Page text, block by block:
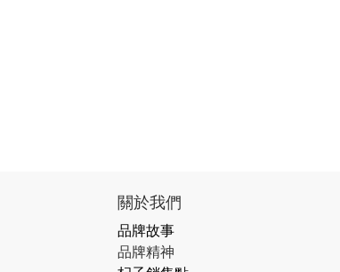
關於我們
品牌故事
品牌精神